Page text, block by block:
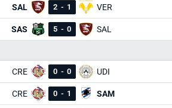
SAL 2 - 1 VER
SAS 5 - 0 SAL
CRE 0 - 0 UDI
CRE 0 - 1 SAM